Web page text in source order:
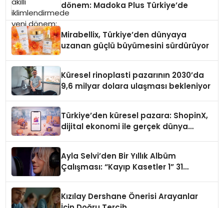
dönem: Madoka Plus Türkiye’de
Mirabellix, Türkiye’den dünyaya
uzanan güçlü büyümesini sürdürüyor
Küresel rinoplasti pazarının 2030’da
9,6 milyar dolara ulaşması bekleniyor
Türkiye’den küresel pazara: ShopinX,
dijital ekonomi ile gerçek dünya
Ayla Selvi’den Bir Yıllık Albüm
Çalışması: “Kayıp Kasetler 1” 31
Kızılay Dershane Önerisi Arayanlar